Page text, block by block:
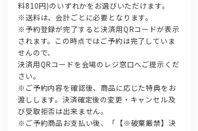
料810円)のいずれかをお選びいただけます。
※送料は、会計ごとに必要となります。
※予約登録が完了すると決済用QRコードが表示
されます。この時点ではご予約は完了していま
せんので、
決済用QRコードを会場のレジ窓口へご提示くだ
さい。
※ご予約内容を確認後、商品に応じた特典をお
渡しします。決済確定後の変更・キャンセル及
び受取拒否は出来ません。
※ご予約商品お支払い後、「【※破棄厳禁】決